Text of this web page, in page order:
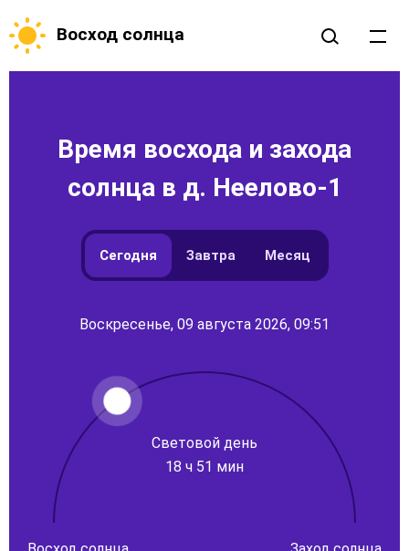
Восход солнца
Время восхода и захода
солнца в д. Неелово-1
Сегодня Завтра Месяц
Воскресенье, 09 августа 2026, 09:51
Световой день
18 ч 51 мин